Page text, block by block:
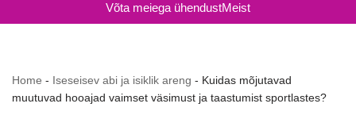
Võta meiega ühendustMeist
Home - Iseseisev abi ja isiklik areng - Kuidas mõjutavad
muutuvad hooajad vaimset väsimust ja taastumist sportlastes?